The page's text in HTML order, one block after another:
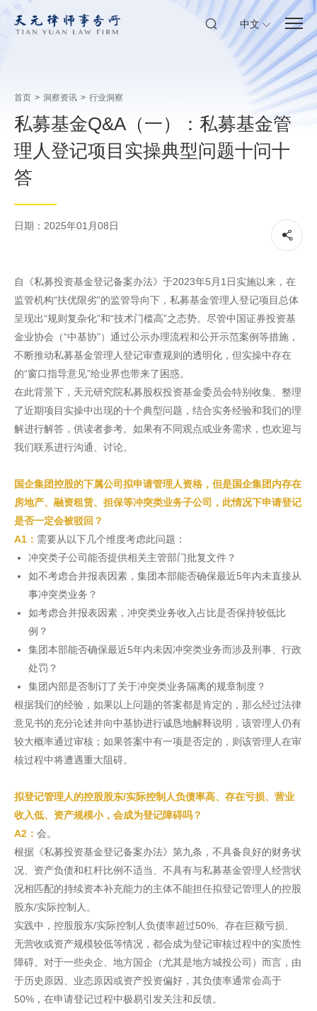
中文
首页 > 洞察资讯 > 行业洞察
私募基金Q&A（一）：私募基金管
理人登记项目实操典型问题十问十
答
日期：2025年01月08日
自《私募投资基金登记备案办法》于2023年5月1日实施以来，在
监管机构“扶优限劣”的监管导向下，私募基金管理人登记项目总体
呈现出“规则复杂化”和“技术门槛高”之态势。尽管中国证券投资基
金业协会（“中基协”）通过公示办理流程和公开示范案例等措施，
不断推动私募基金管理人登记审查规则的透明化，但实操中存在
的“窗口指导意见”给业界也带来了困惑。
在此背景下，天元研究院私募股权投资基金委员会特别收集、整理
了近期项目实操中出现的十个典型问题，结合实务经验和我们的理
解进行解答，供读者参考。如果有不同观点或业务需求，也欢迎与
我们联系进行沟通、讨论。
国企集团控股的下属公司拟申请管理人资格，但是国企集团内存在
房地产、融资租赁、担保等冲突类业务子公司，此情况下申请登记
是否一定会被驳回？
A1： 需要从以下几个维度考虑此问题：
冲突类子公司能否提供相关主管部门批复文件？
如不考虑合并报表因素，集团本部能否确保最近5年内未直接从
事冲突类业务？
如考虑合并报表因素，冲突类业务收入占比是否保持较低比
例？
集团本部能否确保最近5年内未因冲突类业务而涉及刑事、行政
处罚？
集团内部是否制订了关于冲突类业务隔离的规章制度？
根据我们的经验，如果以上问题的答案都是肯定的，那么经过法律
意见书的充分论述并向中基协进行诚恳地解释说明，该管理人仍有
较大概率通过审核；如果答案中有一项是否定的，则该管理人在审
核过程中将遭遇重大阻碍。
拟登记管理人的控股股东/实际控制人负债率高、存在亏损、营业
收入低、资产规模小，会成为登记障碍吗？
A2： 会。
根据《私募投资基金登记备案办法》第九条，不具备良好的财务状
况、资产负债和杠杆比例不适当、不具有与私募基金管理人经营状
况相匹配的持续资本补充能力的主体不能担任拟登记管理人的控股
股东/实际控制人。
实践中，控股股东/实际控制人负债率超过50%、存在巨额亏损、
无营收或资产规模较低等情况，都会成为登记审核过程中的实质性
障碍。对于一些央企、地方国企（尤其是地方城投公司）而言，由
于历史原因、业态原因或资产投资偏好，其负债率通常会高于
50%，在申请登记过程中极易引发关注和反馈。